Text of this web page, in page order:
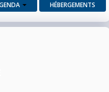
HÉBERGEMENTS